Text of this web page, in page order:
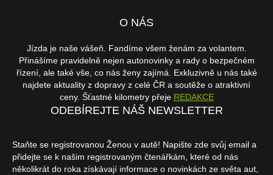
O NÁS
Jízda je naše vášeň. Fandíme všem ženám za volantem.
Přinášíme pravidelně nejen autonovinky a rady o bezpečném
řízení, ale také vše, co nás ženy zajímá. Exkluzivně u nás také
najdete aktuality z dopravy z celé ČR a soutěže o atraktivní
ceny. Šťastné kilometry přeje REDAKCE
ODEBÍREJTE NÁŠ NEWSLETTER
Staňte se registrovanou Ženou v autě! Napište zde svůj email a
přidejte se k našim registrovaným čtenářkám, které od nás
několikrát do roka získávají informace o novinkách ze světa aut,